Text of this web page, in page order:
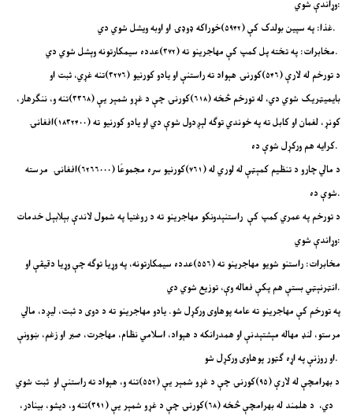
وړاندې شوي:
غذا: په سپین بولدک کې (۵۹۴۲)خوراکه ډوډۍ او اوبه ویشل شوي دي.
مخابرات: په تخته پل کمپ کې مهاجرینو ته (۳۷۲)عدده سیمکارتونه وېشل شوي دي.
د تورخم له لارې (۵۴۶)کورنۍ هېواد ته راستنې او یادو کورنیو (۳۲۷۶)تنه غړي، ثبت او
بایمیټریک شوي دي، له تورخم څخه (۶۱۸)کورنۍ چې د غړو شمېر یې (۳۳۶۸)تنه و، ننګرهار،
کونړ، لغمان او کابل ته په خوندي توګه لېږدول شوې دي او یادو کورنیو ته (۱۸۳۲۴۰۰)افغانۍ
کرایه هم ورکړل شوې ده.
د مالي چارو د تنظیم کمېټې له لوري له (۷۶۱)کورنیو سره مجموعًا (۶۲۶۶۰۰۰)افغانۍ مرسته
شوې ده.
د تورخم په عمري کمپ کې راستنېدونکو مهاجرینو ته د روغتیا په شمول لاندې بېلابېل خدمات
وړاندې شوي:
مخابرات: راستنو شویو مهاجرینو ته (۵۵۶)عدده سیمکارتونه، په وړیا توګه چې وړیا دقیقې او
انټرنېټي بستې هم پکې فعاله وې، توزیع شوي دي.
مرستو، لنډ مهاله مېشتېدنې او همدرانکه د هېواد، اسلامي نظام، مهاجرت، صبر او زغم، ښوونې
او روزنې په اړه ګټور پوهاوی ورکړل شو.
دي، د هلمند له بهرامچې څخه (۶۸)کورنۍ چې د غړو شمېر یې (۳۹۱)تنه و، دیشو، بینادر،